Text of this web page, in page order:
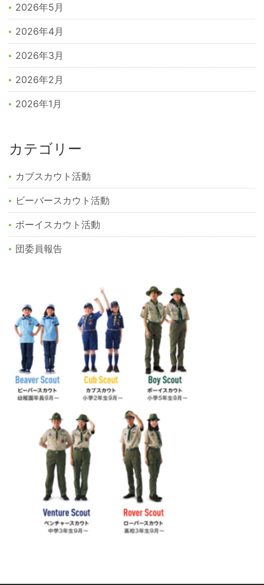
2026年5月
2026年4月
2026年3月
2026年2月
2026年1月
カテゴリー
カブスカウト活動
ビーバースカウト活動
ボーイスカウト活動
団委員報告